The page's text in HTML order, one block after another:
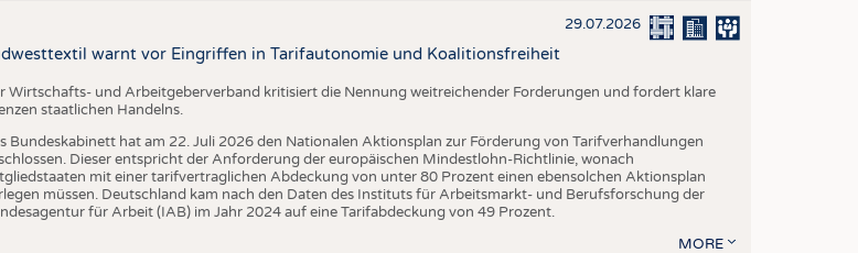
AUSSCHREIBUNGSDIENST
29.07.2026
warnt vor Eingriffen in Tarifautonomie und Koalitionsfreiheit
Wirtschafts- und Arbeitgeberverband kritisiert die Nennung weitreichender Forderungen und fordert klare
staatlichen Handelns.
Bundeskabinett hat am 22. Juli 2026 den Nationalen Aktionsplan zur Förderung von Tarifverhandlungen
Dieser entspricht der Anforderung der europäischen Mindestlohn-Richtlinie, wonach
mit einer tarifvertraglichen Abdeckung von unter 80 Prozent einen ebensolchen Aktionsplan
müssen. Deutschland kam nach den Daten des Instituts für Arbeitsmarkt- und Berufsforschung der
für Arbeit (IAB) im Jahr 2024 auf eine Tarifabdeckung von 49 Prozent.
MORE